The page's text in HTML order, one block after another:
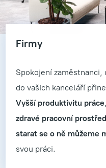
Firmy
Spokojení zaměstnanci,
do vašich kanceláří
Vyšší produktivitu práce
zdravé pracovní
starat se o ně můžeme
svou práci.